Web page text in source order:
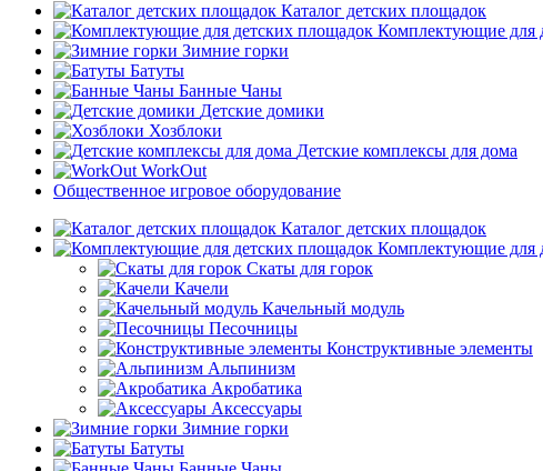
Каталог детских площадок
Комплектующие для
Зимние горки
Батуты
Банные Чаны
Детские домики
Хозблоки
Детские комплексы для дома
WorkOut
Общественное игровое оборудование
Каталог детских площадок
Комплектующие для
Скаты для горок
Качели
Качельный модуль
Песочницы
Конструктивные элементы
Альпинизм
Акробатика
Аксессуары
Зимние горки
Батуты